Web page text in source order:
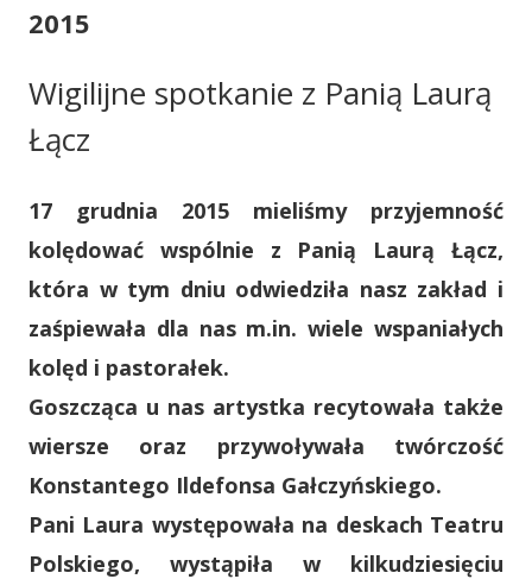
2015
Wigilijne spotkanie z Panią Laurą
Łącz
17 grudnia 2015 mieliśmy przyjemność
kolędować wspólnie z Panią Laurą Łącz,
która w tym dniu odwiedziła nasz zakład i
zaśpiewała dla nas m.in. wiele wspaniałych
kolęd i pastorałek.
Goszcząca u nas artystka recytowała także
wiersze oraz przywoływała twórczość
Konstantego Ildefonsa Gałczyńskiego.
Pani Laura występowała na deskach Teatru
Polskiego, wystąpiła w kilkudziesięciu